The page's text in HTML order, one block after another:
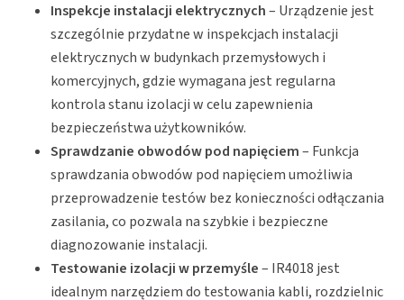
Inspekcje instalacji elektrycznych– Urządzenie jest
szczególnie przydatne w inspekcjach instalacji
elektrycznych w budynkach przemysłowych i
komercyjnych, gdzie wymagana jest regularna
kontrola stanu izolacji w celu zapewnienia
bezpieczeństwa użytkowników.
Sprawdzanie obwodów pod napięciem– Funkcja
sprawdzania obwodów pod napięciem umożliwia
przeprowadzenie testów bez konieczności odłączania
zasilania, co pozwala na szybkie i bezpieczne
diagnozowanie instalacji.
Testowanie izolacji w przemyśle– IR4018 jest
idealnym narzędziem do testowania kabli, rozdzielnic